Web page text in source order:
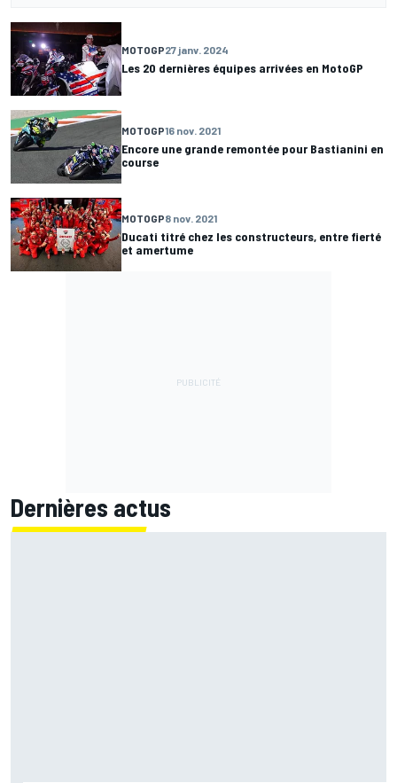
MOTOGP27 janv. 2024
Les 20 dernières équipes arrivées en MotoGP
MOTOGP16 nov. 2021
Encore une grande remontée pour Bastianini en
course
MOTOGP8 nov. 2021
Ducati titré chez les constructeurs, entre fierté
et amertume
Dernières actus